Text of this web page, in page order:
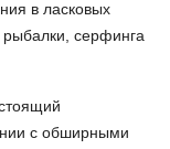
в ласковых
рыбалки, серфинга
с обширными